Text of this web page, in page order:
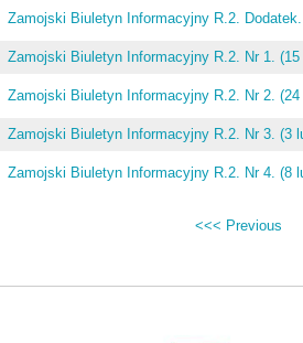
Zamojski Biuletyn Informacyjny R.2.
Zamojski Biuletyn Informacyjny R.2. Nr 1.
Zamojski Biuletyn Informacyjny R.2. Nr 2.
Zamojski Biuletyn Informacyjny R.2. Nr 3. (3
Zamojski Biuletyn Informacyjny R.2. Nr 4. (8
<<< Previous